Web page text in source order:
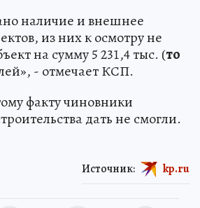
наличие и внешнее
из них к осмотру не
на сумму 5 231,4 тыс. (то
- отмечает КСП.
факту чиновники
дать не смогли.
Источник: kp.ru